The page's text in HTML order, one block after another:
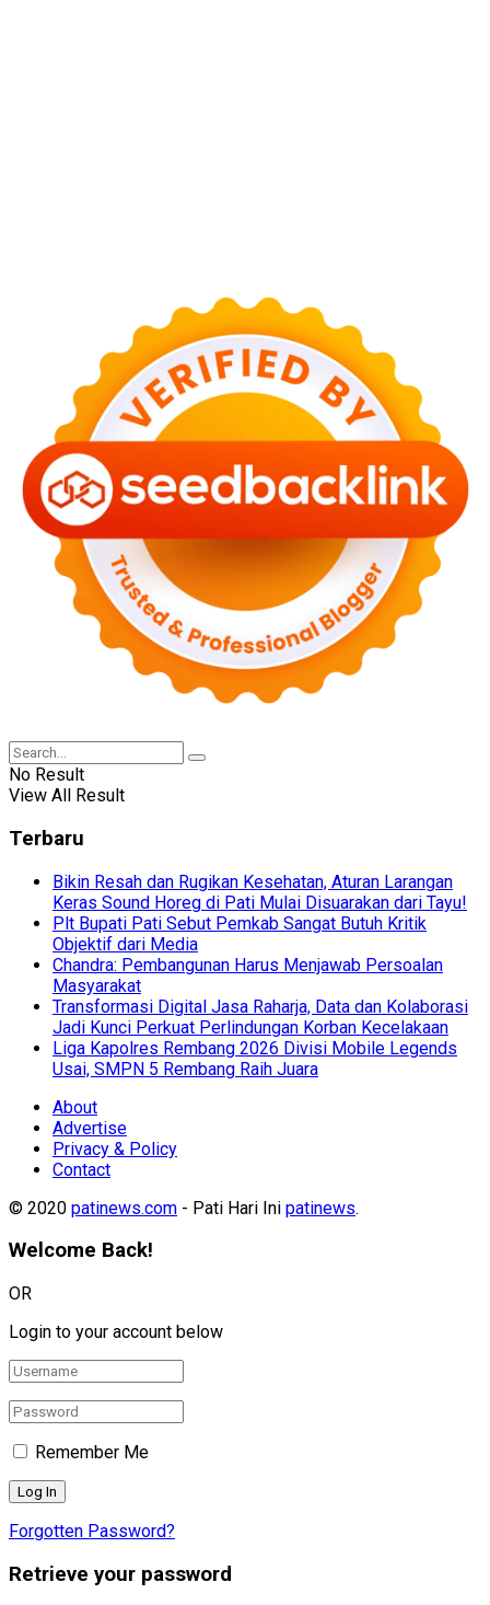
No Result
View All Result
Terbaru
Bikin Resah dan Rugikan Kesehatan, Aturan Larangan
Keras Sound Horeg di Pati Mulai Disuarakan dari Tayu!
Plt Bupati Pati Sebut Pemkab Sangat Butuh Kritik
Objektif dari Media
Chandra: Pembangunan Harus Menjawab Persoalan
Masyarakat
Transformasi Digital Jasa Raharja, Data dan Kolaborasi
Jadi Kunci Perkuat Perlindungan Korban Kecelakaan
Liga Kapolres Rembang 2026 Divisi Mobile Legends
Usai, SMPN 5 Rembang Raih Juara
About
Advertise
Privacy & Policy
Contact
© 2020 patinews.com - Pati Hari Ini patinews.
Welcome Back!
OR
Login to your account below
Remember Me
Forgotten Password?
Retrieve your password